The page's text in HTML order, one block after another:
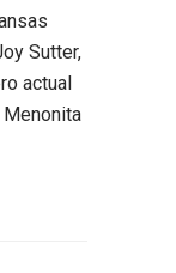
Sutter,
actual